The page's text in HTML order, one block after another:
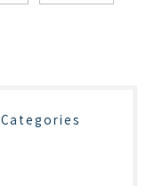
Categories